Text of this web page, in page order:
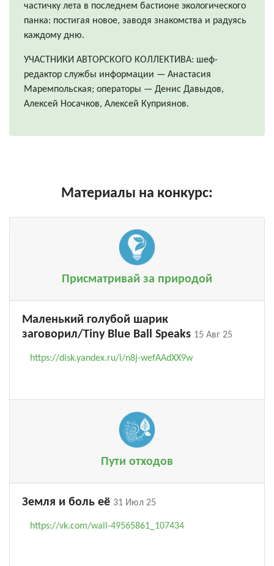
частичку лета в последнем бастионе экологического
панка: постигая новое, заводя знакомства и радуясь
каждому дню.
УЧАСТНИКИ АВТОРСКОГО КОЛЛЕКТИВА: шеф-
редактор службы информации — Анастасия
Маремпольская; операторы — Денис Давыдов,
Алексей Носачков, Алексей Куприянов.
Материалы на конкурс:
Присматривай за природой
Маленький голубой шарик
заговорил/Tiny Blue Ball Speaks 15 Авг 25
https://disk.yandex.ru/i/n8j-wefAAdXX9w
Пути отходов
Земля и боль её 31 Июл 25
https://vk.com/wall-49565861_107434